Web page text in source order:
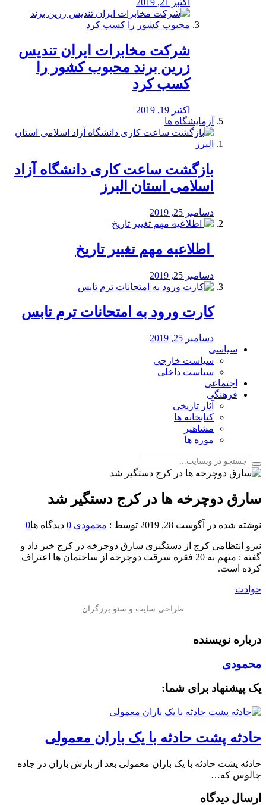
اکتبر 21, 2019
شرکت مخابرات ایران تندیس
زرین برند محبوب کشور را
کسب کرد
اکتبر 19, 2019
آزمایشگاه ها
بازگشت ساعت کاری دانشگاه آزاد
اسلامی استان البرز
دسامبر 25, 2019
️ اطلاعیه مهم تغییر تاریخ
دسامبر 25, 2019
کارت ورود به امتحانات ترم تابس
دسامبر 25, 2019
سیاسی
سیاست خارجی
سیاست داخلی
اجتماعی
فرهنگی
آثار تاریخی
کتابخانه ها
مشاهیر
موزه ها
سارق دوچرخه ها در کرج دستگیر شد
نوشته شده در آگوست 28, 2019 توسط : محمودی 0 دیدگاه ها0
نیرو انتظامی کرج از دستگیری سارق دوچرخه در کرج خبر داد و
گفته : متهم به 20 فقره سرقت دوچرخه از ساختمان ها اعتراف
کرده است.
حوادث
درباره نویسنده
محمودی
یک پیشنهاد برای شما:
️حادثه پشت حادثه با یک باران معمولی
️حادثه پشت حادثه با یک باران معمولی بعد از بارش باران در جاده
چالوس که…
ارسال دیدگاه